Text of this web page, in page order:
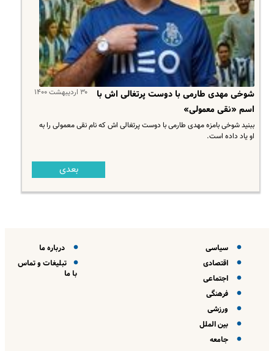
۳۰ اردیبهشت ۱۴۰۰
شوخی مهدی طارمی با دوست پرتغالی اش با
اسم «نقی معمولی»
ببنید شوخی بامزه مهدی طارمی با دوست پرتغالی اش که نام نقی معمولی را به
او یاد داده است.
بعدی
سیاسی
اقتصادی
اجتماعی
فرهنگی
ورزشی
بین الملل
جامعه
درباره ما
تبلیغات و تماس
با ما